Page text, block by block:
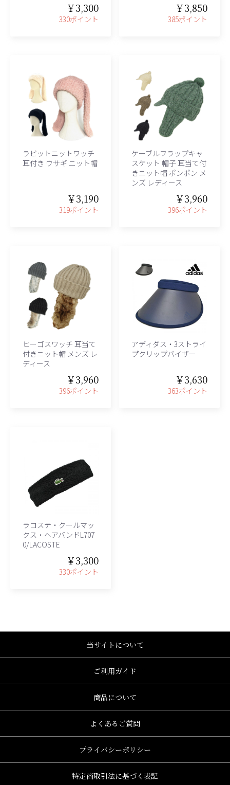
￥3,300
330ポイント
￥3,850
385ポイント
ラビットニットワッチ
耳付き ウサギ ニット帽
￥3,190
319ポイント
ケーブルフラップキャ
スケット 帽子 耳当て付
きニット帽 ポンポン メ
ンズ レディース
￥3,960
396ポイント
ヒーゴスワッチ 耳当て
付きニット帽 メンズ レ
ディース
￥3,960
396ポイント
アディダス・3ストライ
プクリップバイザー
￥3,630
363ポイント
ラコステ・クールマッ
クス・ヘアバンドL707
0/LACOSTE
￥3,300
330ポイント
当サイトについて
ご利用ガイド
商品について
よくあるご質問
プライバシーポリシー
特定商取引法に基づく表記